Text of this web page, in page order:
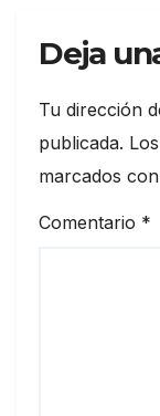
Deja
Tu dirección
publicada.
marcados con
Comentario *